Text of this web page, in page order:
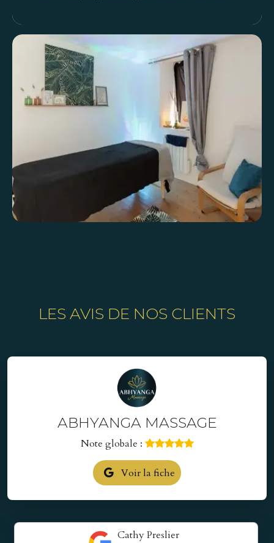
LES AVIS DE NOS CLIENTS
ABHYANGA MASSAGE
Note globale :
Voir la fiche
Cathy Preslier